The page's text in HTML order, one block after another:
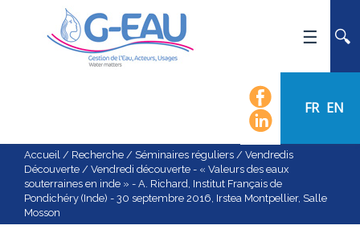
FR EN
ACTUALITÉS
AGENDA
CALENDRIER DES ÉVÈNEMENTS
ORGANIGRAMME
Accueil / Recherche / Séminaires réguliers / Vendredis
Découverte / Vendredi découverte - « Valeurs des eaux
souterraines en inde » - A. Richard, Institut Français de
Pondichéry (Inde) - 30 septembre 2016, Irstea Montpellier, Salle
Mosson